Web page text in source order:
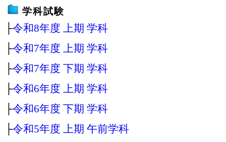
学科試験
├令和8年度 上期 学科
├令和7年度 上期 学科
├令和7年度 下期 学科
├令和6年度 上期 学科
├令和6年度 下期 学科
├令和5年度 上期 午前学科